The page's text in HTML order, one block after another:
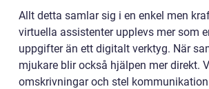
Allt detta samlar sig i en enkel men
virtuella assistenter upplevs mer som
uppgifter än ett digitalt verktyg. När
mjukare blir också hjälpen mer direkt.
omskrivningar och stel